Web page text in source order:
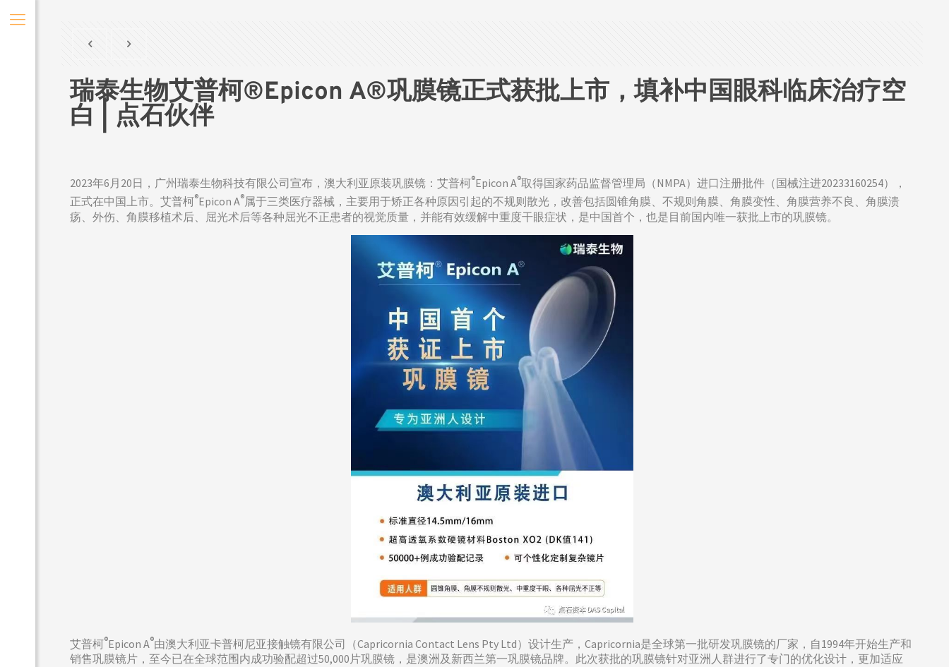
瑞泰生物艾普柯®Epicon A®巩膜镜正式获批上市，填补中国眼科临床治疗空
白 | 点石伙伴
2023年6月20日，广州瑞泰生物科技有限公司宣布，澳大利亚原装巩膜镜：艾普柯®Epicon A®取得国家药品监督管理局（NMPA）进口注册批件（国械注进20233160254），
正式在中国上市。艾普柯®Epicon A®属于三类医疗器械，主要用于矫正各种原因引起的不规则散光，改善包括圆锥角膜、不规则角膜、角膜变性、角膜营养不良、角膜溃
疡、外伤、角膜移植术后、屈光术后等各种屈光不正患者的视觉质量，并能有效缓解中重度干眼症状，是中国首个，也是目前国内唯一获批上市的巩膜镜。
艾普柯®Epicon A®由澳大利亚卡普柯尼亚接触镜有限公司（Capricornia Contact Lens Pty Ltd）设计生产，Capricornia是全球第一批研发巩膜镜的厂家，自1994年开始生产和
销售巩膜镜片，至今已在全球范围内成功验配超过50,000片巩膜镜，是澳洲及新西兰第一巩膜镜品牌。此次获批的巩膜镜针对亚洲人群进行了专门的优化设计，更加适应